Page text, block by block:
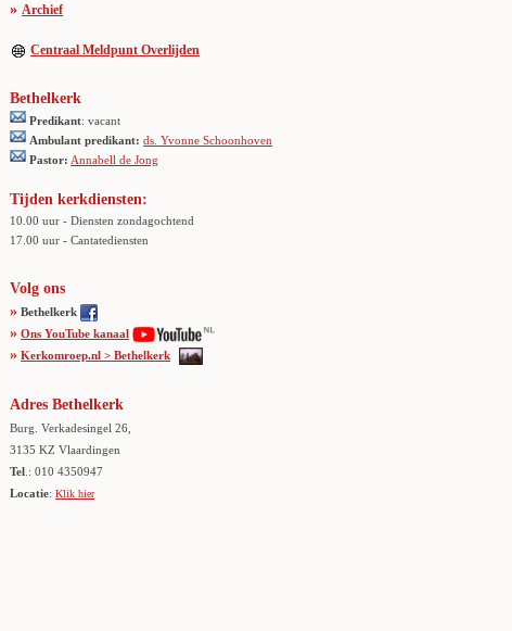
» Archief
Centraal Meldpunt Overlijden
Bethelkerk
Predikant: vacant
Ambulant predikant: ds. Yvonne Schoonhoven
Pastor: Annabell de Jong
Tijden kerkdiensten:
10.00 uur - Diensten zondagochtend
17.00 uur - Cantatediensten
Volg ons
» Bethelkerk
» Ons YouTube kanaal
» Kerkomroep.nl > Bethelkerk
Adres Bethelkerk
Burg. Verkadesingel 26,
3135 KZ Vlaardingen
Tel .: 010 4350947
Locatie:Klik hier